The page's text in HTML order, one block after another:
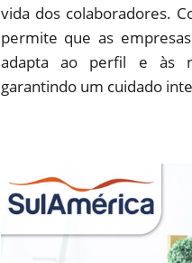
vida dos colaboradores.
permite que as
adapta ao perfil e às
garantindo um cuidado